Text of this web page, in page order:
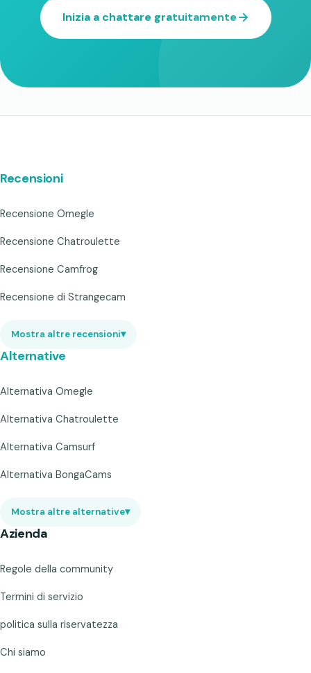
Inizia a chattare gratuitamente
Recensioni
Recensione Omegle
Recensione Chatroulette
Recensione Camfrog
Recensione di Strangecam
Mostra altre recensioni▾
Alternative
Alternativa Omegle
Alternativa Chatroulette
Alternativa Camsurf
Alternativa BongaCams
Mostra altre alternative▾
Azienda
Regole della community
Termini di servizio
politica sulla riservatezza
Chi siamo